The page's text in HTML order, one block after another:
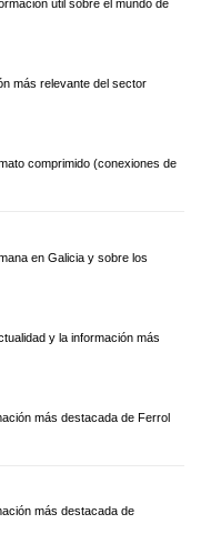
útil sobre el mundo de
más relevante del sector
comprimido (conexiones de
en Galicia y sobre los
y la información más
más destacada de Ferrol
más destacada de